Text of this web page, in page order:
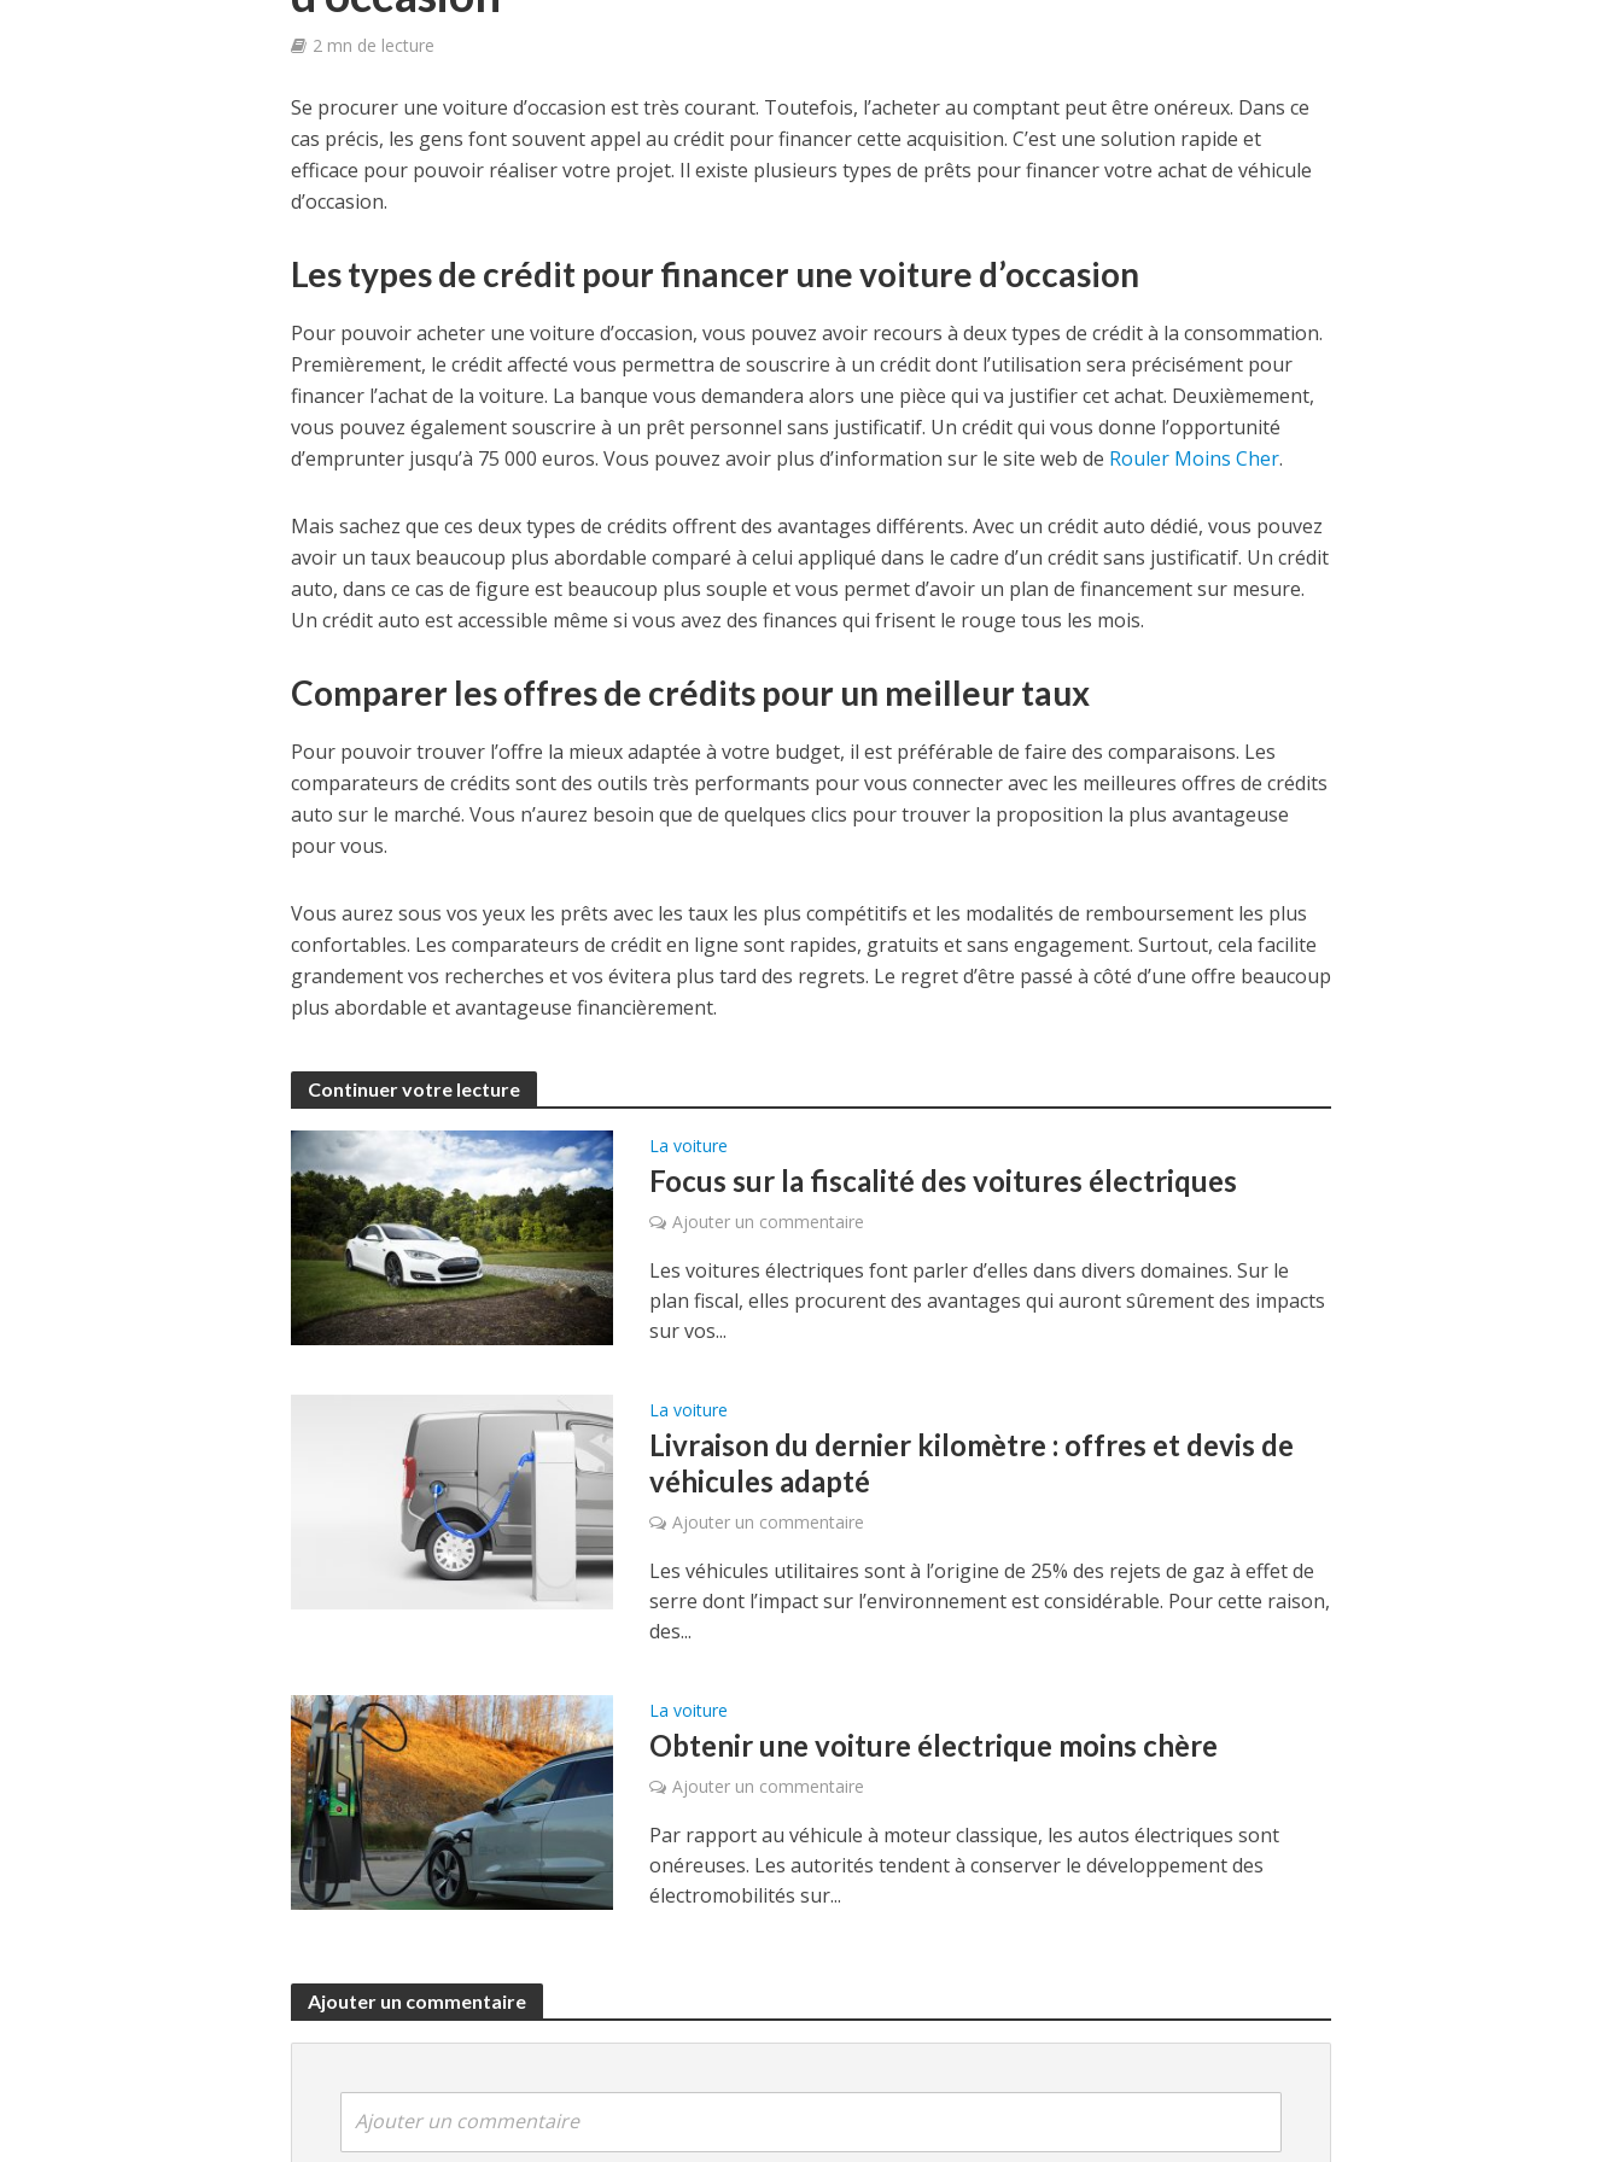
2 mn de lecture
Se procurer une voiture d’occasion est très courant. Toutefois, l’acheter au comptant peut être onéreux. Dans ce
cas précis, les gens font souvent appel au crédit pour financer cette acquisition. C’est une solution rapide et
efficace pour pouvoir réaliser votre projet. Il existe plusieurs types de prêts pour financer votre achat de véhicule
d’occasion.
Les types de crédit pour financer une voiture d’occasion
Pour pouvoir acheter une voiture d’occasion, vous pouvez avoir recours à deux types de crédit à la consommation.
Premièrement, le crédit affecté vous permettra de souscrire à un crédit dont l’utilisation sera précisément pour
financer l’achat de la voiture. La banque vous demandera alors une pièce qui va justifier cet achat. Deuxièmement,
vous pouvez également souscrire à un prêt personnel sans justificatif. Un crédit qui vous donne l’opportunité
d’emprunter jusqu’à 75 000 euros. Vous pouvez avoir plus d’information sur le site web de Rouler Moins Cher.
Mais sachez que ces deux types de crédits offrent des avantages différents. Avec un crédit auto dédié, vous pouvez
avoir un taux beaucoup plus abordable comparé à celui appliqué dans le cadre d’un crédit sans justificatif. Un crédit
auto, dans ce cas de figure est beaucoup plus souple et vous permet d’avoir un plan de financement sur mesure.
Un crédit auto est accessible même si vous avez des finances qui frisent le rouge tous les mois.
Comparer les offres de crédits pour un meilleur taux
Pour pouvoir trouver l’offre la mieux adaptée à votre budget, il est préférable de faire des comparaisons. Les
comparateurs de crédits sont des outils très performants pour vous connecter avec les meilleures offres de crédits
auto sur le marché. Vous n’aurez besoin que de quelques clics pour trouver la proposition la plus avantageuse
pour vous.
Vous aurez sous vos yeux les prêts avec les taux les plus compétitifs et les modalités de remboursement les plus
confortables. Les comparateurs de crédit en ligne sont rapides, gratuits et sans engagement. Surtout, cela facilite
grandement vos recherches et vos évitera plus tard des regrets. Le regret d’être passé à côté d’une offre beaucoup
plus abordable et avantageuse financièrement.
Continuer votre lecture
La voiture
Focus sur la fiscalité des voitures électriques
Ajouter un commentaire
Les voitures électriques font parler d’elles dans divers domaines. Sur le
plan fiscal, elles procurent des avantages qui auront sûrement des impacts
sur vos...
La voiture
Livraison du dernier kilomètre : offres et devis de
véhicules adapté
Ajouter un commentaire
Les véhicules utilitaires sont à l’origine de 25% des rejets de gaz à effet de
serre dont l’impact sur l’environnement est considérable. Pour cette raison,
des...
La voiture
Obtenir une voiture électrique moins chère
Ajouter un commentaire
Par rapport au véhicule à moteur classique, les autos électriques sont
onéreuses. Les autorités tendent à conserver le développement des
électromobilités sur...
Ajouter un commentaire
Ajouter un commentaire